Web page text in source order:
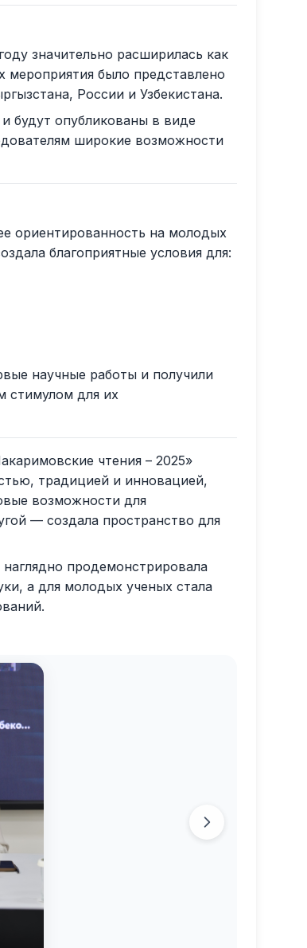
значительно расширилась как
было представлено
России и Узбекистана.
будут опубликованы в виде
широкие возможности
ориентированность на молодых
благоприятные условия для:
научные работы и получили
стимулом для их
чтения – 2025»
традицией и инновацией,
возможности для
— создала пространство для
продемонстрировала
а для молодых ученых стала